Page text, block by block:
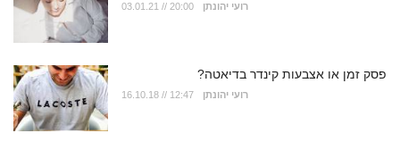
03.01.21 // 20:00 רועי יהונתן
פסק זמן או אצבעות קינדר בדיאטה?
16.10.18 // 12:47 רועי יהונתן